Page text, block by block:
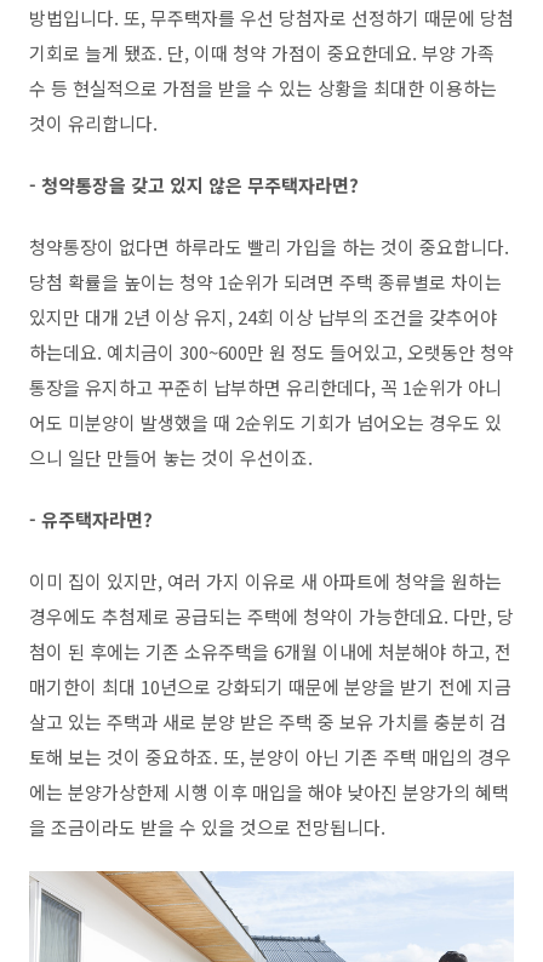
방법입니다. 또, 무주택자를 우선 당첨자로 선정하기 때문에 당첨
기회로 늘게 됐죠. 단, 이때 청약 가점이 중요한데요. 부양 가족
수 등 현실적으로 가점을 받을 수 있는 상황을 최대한 이용하는
것이 유리합니다.
- 청약통장을 갖고 있지 않은 무주택자라면?
청약통장이 없다면 하루라도 빨리 가입을 하는 것이 중요합니다.
당첨 확률을 높이는 청약 1순위가 되려면 주택 종류별로 차이는
있지만 대개 2년 이상 유지, 24회 이상 납부의 조건을 갖추어야
하는데요. 예치금이 300~600만 원 정도 들어있고, 오랫동안 청약
통장을 유지하고 꾸준히 납부하면 유리한데다, 꼭 1순위가 아니
어도 미분양이 발생했을 때 2순위도 기회가 넘어오는 경우도 있
으니 일단 만들어 놓는 것이 우선이죠.
- 유주택자라면?
이미 집이 있지만, 여러 가지 이유로 새 아파트에 청약을 원하는
경우에도 추첨제로 공급되는 주택에 청약이 가능한데요. 다만, 당
첨이 된 후에는 기존 소유주택을 6개월 이내에 처분해야 하고, 전
매기한이 최대 10년으로 강화되기 때문에 분양을 받기 전에 지금
살고 있는 주택과 새로 분양 받은 주택 중 보유 가치를 충분히 검
토해 보는 것이 중요하죠. 또, 분양이 아닌 기존 주택 매입의 경우
에는 분양가상한제 시행 이후 매입을 해야 낮아진 분양가의 혜택
을 조금이라도 받을 수 있을 것으로 전망됩니다.